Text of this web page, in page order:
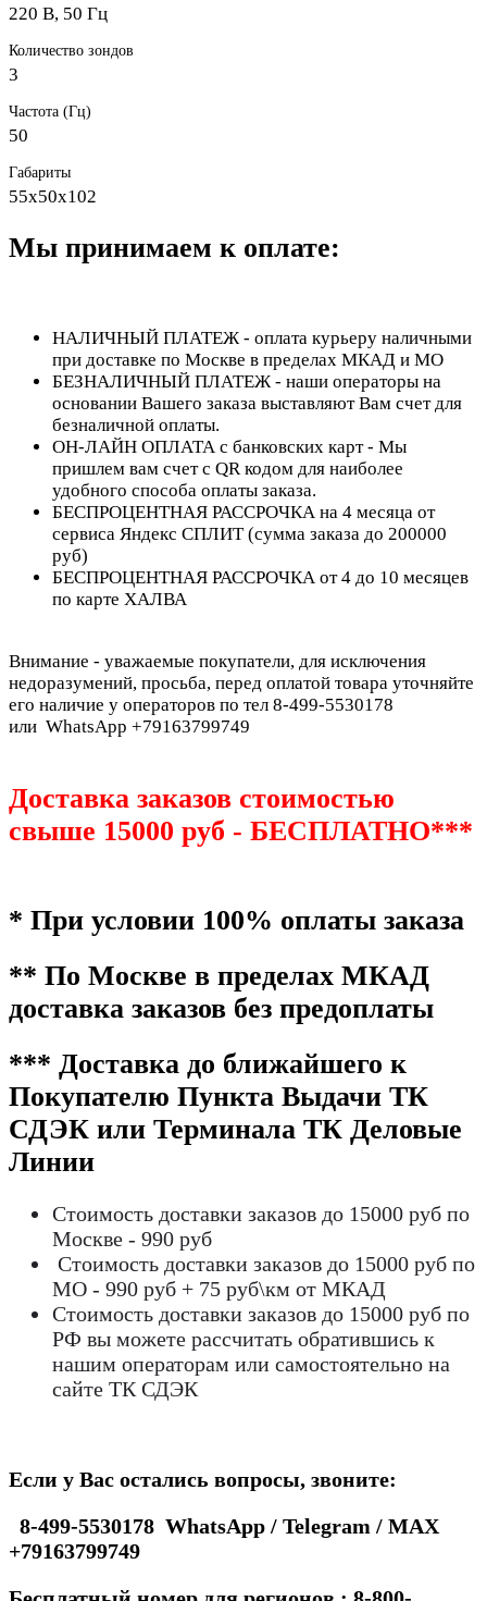
220 В, 50 Гц
Количество зондов
3
Частота (Гц)
50
Габариты
55х50х102
Мы принимаем к оплате:
НАЛИЧНЫЙ ПЛАТЕЖ - оплата курьеру наличными
при доставке по Москве в пределах МКАД и МО
БЕЗНАЛИЧНЫЙ ПЛАТЕЖ - наши операторы на
основании Вашего заказа выставляют Вам счет для
безналичной оплаты.
ОН-ЛАЙН ОПЛАТА с банковских карт - Мы
пришлем вам счет с QR кодом для наиболее
удобного способа оплаты заказа.
БЕСПРОЦЕНТНАЯ РАССРОЧКА на 4 месяца от
сервиса Яндекс СПЛИТ (сумма заказа до 200000
руб)
БЕСПРОЦЕНТНАЯ РАССРОЧКА от 4 до 10 месяцев
по карте ХАЛВА
Внимание - уважаемые покупатели, для исключения
недоразумений, просьба, перед оплатой товара уточняйте
его наличие у операторов по тел 8-499-5530178
или WhatsApp +79163799749
Доставка заказов стоимостью
свыше 15000 руб - БЕСПЛАТНО***
* При условии 100% оплаты заказа
** По Москве в пределах МКАД
доставка заказов без предоплаты
*** Доставка до ближайшего к
Покупателю Пункта Выдачи ТК
СДЭК или Терминала ТК Деловые
Линии
Стоимость доставки заказов до 15000 руб по
Москве - 990 руб
Стоимость доставки заказов до 15000 руб по
МО - 990 руб + 75 руб\км от МКАД
Стоимость доставки заказов до 15000 руб по
РФ вы можете рассчитать обратившись к
нашим операторам или самостоятельно на
сайте ТК СДЭК
Если у Вас остались вопросы, звоните:
8-499-5530178 WhatsApp / Telegram / MAX
+79163799749